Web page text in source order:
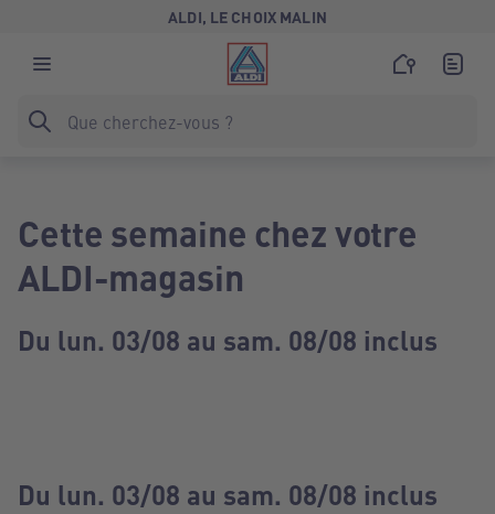
ALDI, LE CHOIX MALIN
Cette semaine chez votre
ALDI-magasin
Du lun. 03/08 au sam. 08/08 inclus
Du lun. 03/08 au sam. 08/08 inclus